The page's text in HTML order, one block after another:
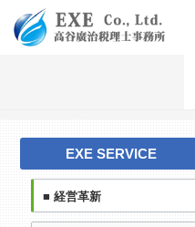
EXE SERVICE
■ 経営革新